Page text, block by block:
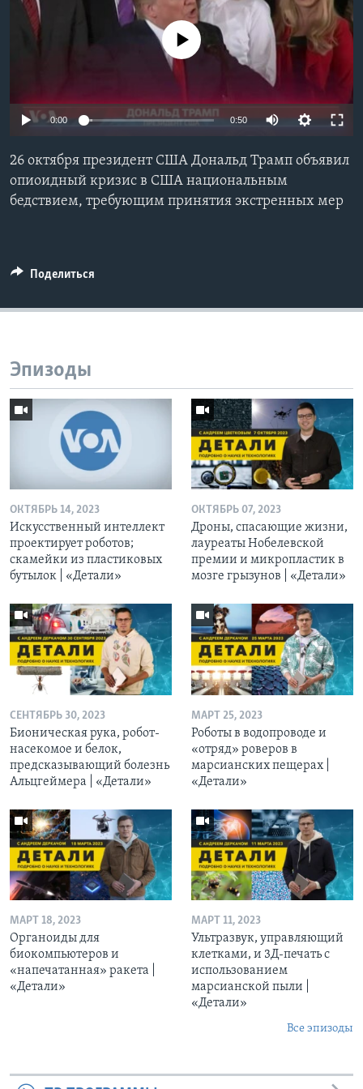
Learning English
No media source currently available
0:00 0:50
26 октября президент США Дональд Трамп объявил
опиоидный кризис в США национальным
бедствием, требующим принятия экстренных мер
Поделиться
Эпизоды
ОКТЯБРЬ 14, 2023
Искусственный интеллект
проектирует роботов;
скамейки из пластиковых
бутылок | «Детали»
ОКТЯБРЬ 07, 2023
Дроны, спасающие жизни,
лауреаты Нобелевской
премии и микропластик в
мозге грызунов | «Детали»
СЕНТЯБРЬ 30, 2023
Бионическая рука, робот-
насекомое и белок,
предсказывающий болезнь
Альцгеймера | «Детали»
МАРТ 25, 2023
Роботы в водопроводе и
«отряд» роверов в
марсианских пещерах |
«Детали»
МАРТ 18, 2023
Органоиды для
биокомпьютеров и
«напечатанная» ракета |
«Детали»
МАРТ 11, 2023
Ультразвук, управляющий
клетками, и 3Д-печать c
использованием
марсианской пыли |
«Детали»
Все эпизоды